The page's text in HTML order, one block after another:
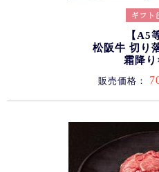
【A5
松阪牛 切り
霜降
販売価格：